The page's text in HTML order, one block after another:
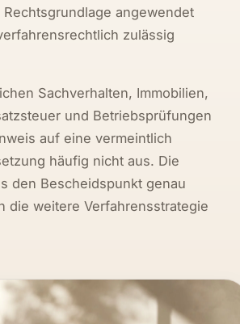
angewendet
zulässig
Sachverhalten, Immobilien,
und Betriebsprüfungen
auf eine vermeintlich
häufig nicht aus. Die
den Bescheidspunkt genau
die weitere Verfahrensstrategie